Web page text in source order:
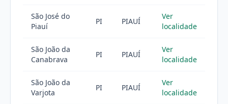
São José do
Piauí
PI PIAUÍ
Ver
localidade
São João da
Canabrava
PI PIAUÍ
Ver
localidade
São João da
Varjota
PI PIAUÍ
Ver
localidade